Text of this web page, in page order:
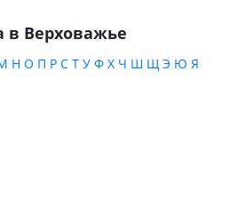
в Верховажье
Н О П Р С Т У Ф Х Ч Ш Щ Э Ю Я